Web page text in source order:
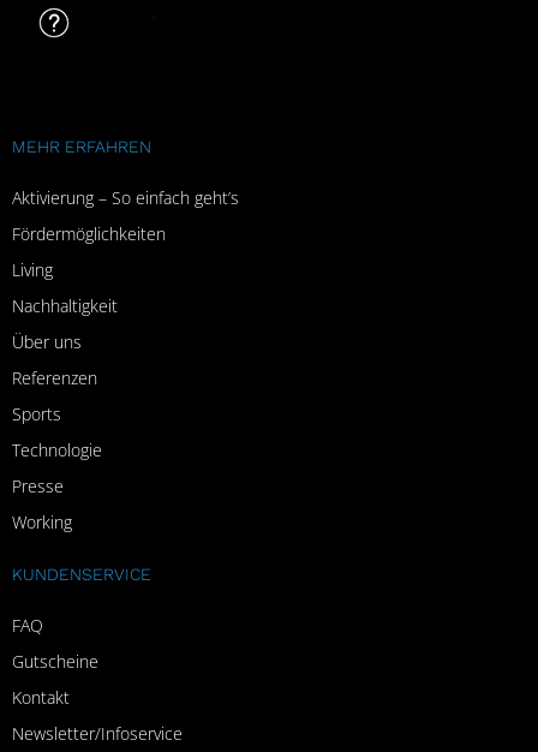
MEHR ERFAHREN
Aktivierung – So einfach geht’s
Fördermöglichkeiten
Living
Nachhaltigkeit
Über uns
Referenzen
Sports
Technologie
Presse
Working
KUNDENSERVICE
FAQ
Gutscheine
Kontakt
Newsletter/Infoservice